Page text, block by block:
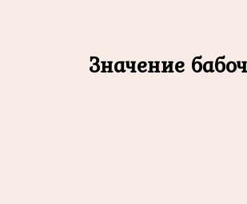
Значение